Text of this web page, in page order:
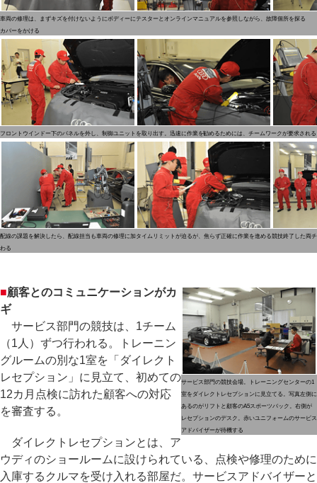
車両の修理は、まずキズを付けないようにボディーに
カバーをかける
テスターとオンラインマニュアルを参照しながら、故障個所を探る
フロントウインドー下のパネルを外し、制御ユニットを取り出す。迅速に作業を勧めるためには、チームワークが要求される
配線の課題を解決したら、配線担当も車両の修理に加
わる
タイムリミットが迫るが、焦らず正確に作業を進める競技終了した両
サービス部門の競技会場。トレーニングセンターの1
室をダイレクトレセプションに見立てる。写真左側に
あるのがリフトと顧客のA5スポーツバック。右側が
レセプションのデスク。赤いユニフォームのサービス
アドバイザーが待機する
■顧客とのコミュニケーションがカ
ギ
サービス部門の競技は、1チーム
（1人）ずつ行われる。トレーニン
グルームの別な1室を「ダイレクト
レセプション」に見立て、初めての
12カ月点検に訪れた顧客への対応
を審査する。
ダイレクトレセプションとは、ア
ウディのショールームに設けられている、点検や修理のために
入庫するクルマを受け入れる部屋だ。サービスアドバイザーと